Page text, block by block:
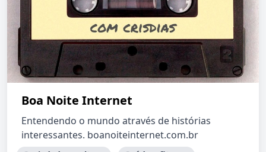
Boa Noite Internet
Entendendo o mundo através de histórias
interessantes. boanoiteinternet.com.br